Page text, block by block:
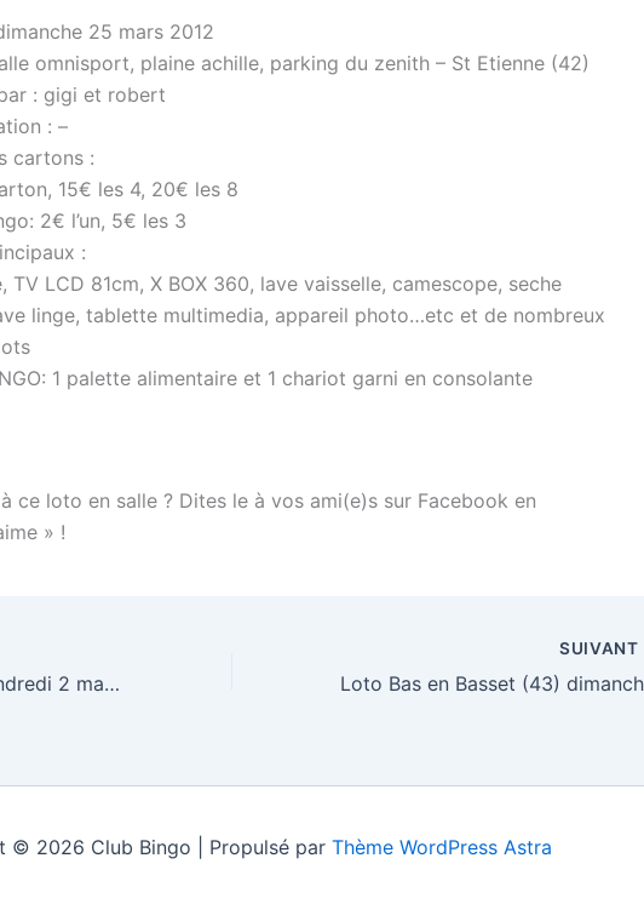
25 mars 2012
omnisport, plaine achille, parking du zenith – St Etienne (42)
: gigi et robert
: –
cartons :
15€ les 4, 20€ les 8
2€ l’un, 5€ les 3
:
TV LCD 81cm, X BOX 360, lave vaisselle, camescope, seche
linge, tablette multimedia, appareil photo…etc et de nombreux
1 palette alimentaire et 1 chariot garni en consolante
ce loto en salle ? Dites le à vos ami(e)s sur Facebook en
» !
Loto REDON (35) vendredi 2 mars 2012
SUIVANT
© 2026 Club Bingo | Propulsé par Thème WordPress Astra